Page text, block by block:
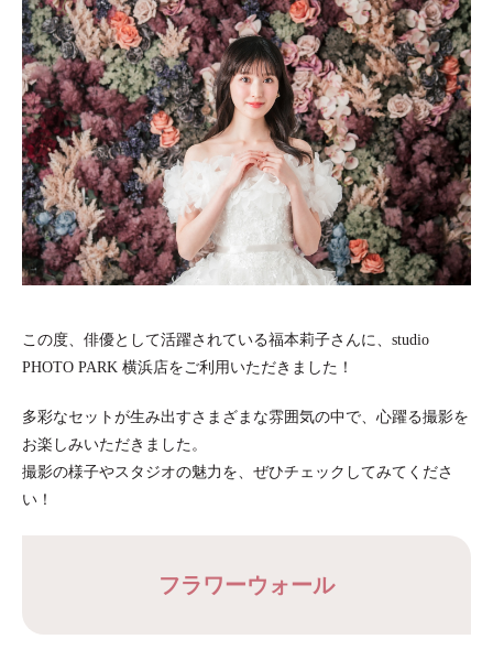
この度、俳優として活躍されている福本莉子さんに、studio
PHOTO PARK 横浜店をご利用いただきました！
多彩なセットが生み出すさまざまな雰囲気の中で、心躍る撮影を
お楽しみいただきました。
撮影の様子やスタジオの魅力を、ぜひチェックしてみてくださ
い！
フラワーウォール